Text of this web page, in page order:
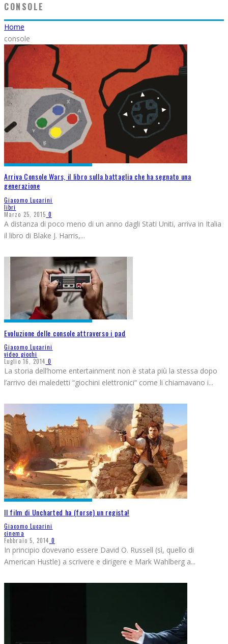
CONSOLE
Home
console
Arriva Console Wars, il libro sulla battaglia che ha segnato una
generazione
Giacomo Lucarini
libri
Marzo 25, 2015 0
A distanza di poco meno di un anno dagli Stati Uniti, arriva in Italia
il libro di Blake J. Harris,...
Evoluzione delle console attraverso i pad
Giacomo Lucarini
video giochi
Luglio 16, 2014 0
La storia dell’home entertainment non è stata più la stessa dopo
l’arrivo dei maledetti “giochini elettronici” come li chiamavano i...
Il film di Uncharted ha (forse) un regista!
Giacomo Lucarini
cinema
Febbraio 5, 2014 0
In principio dovevano essere David O. Russell (sì, quello di
American Hustle) a scrivere e dirigere e Mark Wahlberg a...